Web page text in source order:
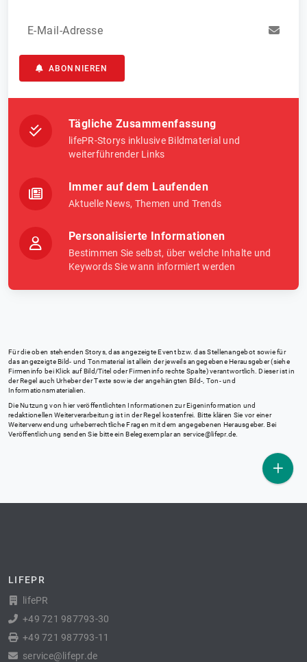
E-Mail-Adresse
ABONNIEREN
Tägliche Zusammenfassung
lifePR-Storys inklusive Bildmaterial und
weiterführender Links
Immer auf dem Laufenden
Aktuelle News, Themen und Trends
Personalisierte Informationen
Bestimmen Sie selbst, über welche Inhalte und
Keywords Sie wann informiert werden
Für die oben stehenden Storys, das angezeigte Event bzw. das Stellenangebot sowie für
das angezeigte Bild- und Tonmaterial ist allein der jeweils angegebene Herausgeber (siehe
Firmeninfo bei Klick auf Bild/Titel oder Firmeninfo rechte Spalte) verantwortlich. Dieser ist in
der Regel auch Urheber der Texte sowie der angehängten Bild-, Ton- und
Informationsmaterialien.
Die Nutzung von hier veröffentlichten Informationen zur Eigeninformation und
redaktionellen Weiterverarbeitung ist in der Regel kostenfrei. Bitte klären Sie vor einer
Weiterverwendung urheberrechtliche Fragen mit dem angegebenen Herausgeber. Bei
Veröffentlichung senden Sie bitte ein Belegexemplar an service@lifepr.de
LIFEPR
lifePR
+49 721 987793-30
+49 721 987793-11
service@lifepr.de